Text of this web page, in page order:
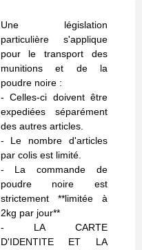
Une législation
particulière s'applique
pour le transport des
munitions et de la
poudre noire :
- Celles-ci doivent être
expediées séparément
des autres articles.
- Le nombre d'articles
par colis est limité.
- La commande de
poudre noire est
strictement **limitée à
2kg par jour**
- LA CARTE
D'IDENTITE ET LA